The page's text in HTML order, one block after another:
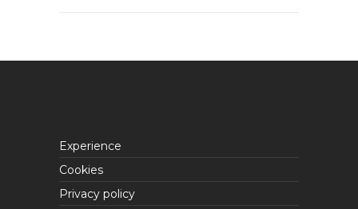
Experience
Cookies
Privacy policy